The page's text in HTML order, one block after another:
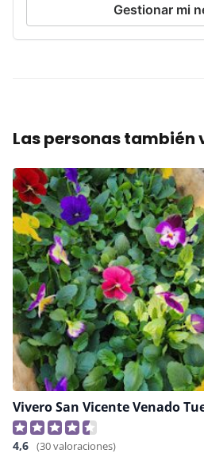
Gestionar mi
Las personas también
4,6 (30 valoraciones)